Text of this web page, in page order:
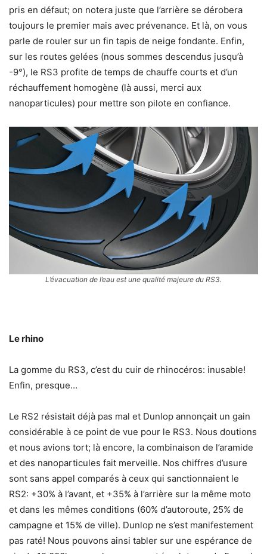
pris en défaut; on notera juste que l’arrière se dérobera
toujours le premier mais avec prévenance. Et là, on vous
parle de rouler sur un fin tapis de neige fondante. Enfin,
sur les routes gelées (nous sommes descendus jusqu’à
-9°), le RS3 profite de temps de chauffe courts et d’un
réchauffement homogène (là aussi, merci aux
nanoparticules) pour mettre son pilote en confiance.
L’évacuation de l’eau est une qualité majeure du RS3.
Le rhino
La gomme du RS3, c’est du cuir de rhinocéros: inusable!
Enfin, presque…
Le RS2 résistait déjà pas mal et Dunlop annonçait un gain
considérable à ce point de vue pour le RS3. Nous doutions
et nous avions tort; là encore, la combinaison de l’aramide
et des nanoparticules fait merveille. Nos chiffres d’usure
sont sans appel comparés à ceux qui sanctionnaient le
RS2: +30% à l’avant, et +35% à l’arrière sur la même moto
et dans les mêmes conditions (60% d’autoroute, 25% de
campagne et 15% de ville). Dunlop ne s’est manifestement
pas raté! Nous pouvons ainsi tabler sur une espérance de